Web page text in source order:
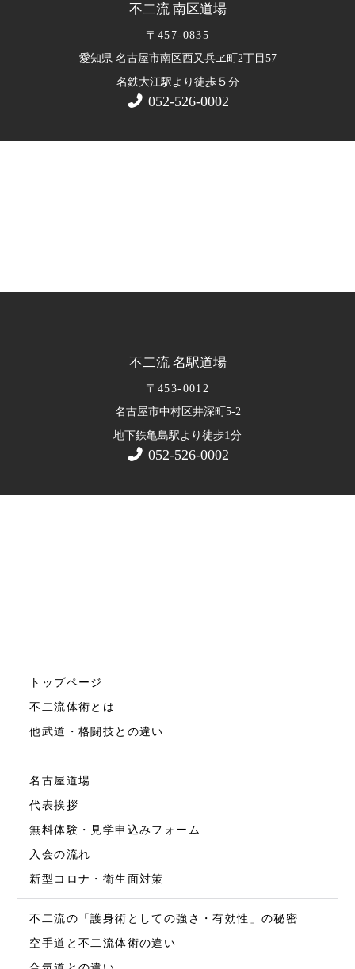
不二流 南区道場
〒457-0835
愛知県 名古屋市南区西又兵ヱ町2丁目57
名鉄大江駅より徒歩５ 分
052-526-0002
不二流 名駅道場
〒453-0012
名古屋市中村区井深町5-2
地下鉄亀島駅より徒歩1分
052-526-0002
トップページ
不二流体術とは
他武道・格闘技との違い
名古屋道場
代表挨拶
無料体験・見学申込みフォーム
入会の流れ
新型コロナ・衛生面対策
不二流の「護身術としての強さ・有効性」の秘密
空手道と不二流体術の違い